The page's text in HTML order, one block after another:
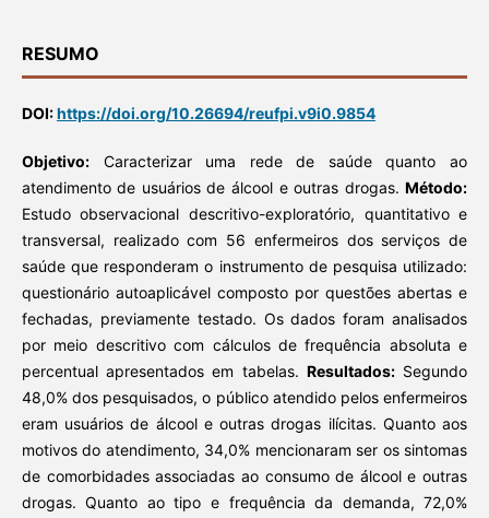
RESUMO
DOI:https://doi.org/10.26694/reufpi.v9i0.9854
Objetivo:Caracterizar uma rede de saúde quanto ao
atendimento de usuários de álcool e outras drogas.Método:
Estudo observacional descritivo-exploratório, quantitativo e
transversal, realizado com 56 enfermeiros dos serviços de
saúde que responderam o instrumento de pesquisa utilizado:
questionário autoaplicável composto por questões abertas e
fechadas, previamente testado. Os dados foram analisados
por meio descritivo com cálculos de frequência absoluta e
percentual apresentados em tabelas. Resultados:Segundo
48,0% dos pesquisados, o público atendido pelos enfermeiros
eram usuários de álcool e outras drogas ilícitas. Quanto aos
motivos do atendimento, 34,0% mencionaram ser os sintomas
de comorbidades associadas ao consumo de álcool e outras
drogas. Quanto ao tipo e frequência da demanda, 72,0%